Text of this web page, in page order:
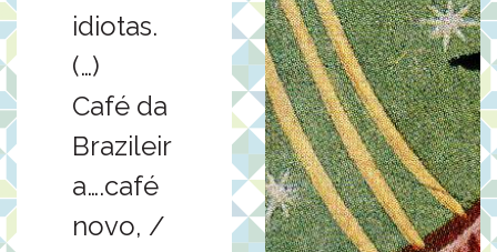
idiotas.
(…)
Café da
Brazileir
a….café
novo, /